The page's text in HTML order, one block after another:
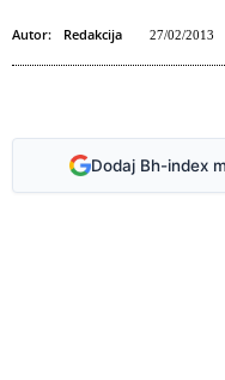
Autor: Redakcija 27/02/2013
Dodaj Bh-index